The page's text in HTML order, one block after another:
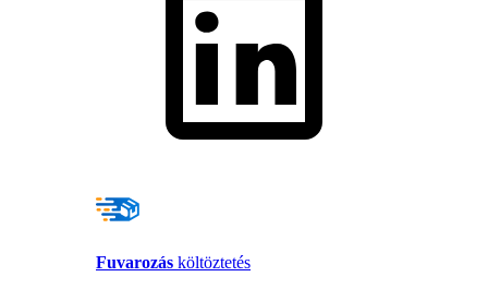
Fuvarozás költöztetés